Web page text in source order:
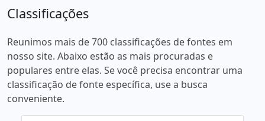
Classificações
Reunimos mais de 700 classificações de fontes em
nosso site. Abaixo estão as mais procuradas e
populares entre elas. Se você precisa encontrar uma
classificação de fonte específica, use a busca
conveniente.